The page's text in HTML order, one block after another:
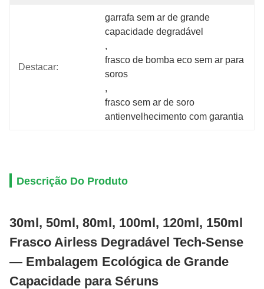
Destacar:
garrafa sem ar de grande
capacidade degradável
,
frasco de bomba eco sem ar para
soros
,
frasco sem ar de soro
antienvelhecimento com garantia
Descrição Do Produto
30ml, 50ml, 80ml, 100ml, 120ml, 150ml
Frasco Airless Degradável Tech-Sense
— Embalagem Ecológica de Grande
Capacidade para Séruns